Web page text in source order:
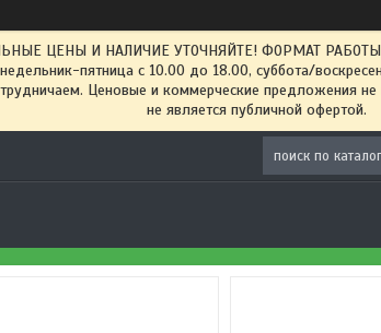
ЦЕНЫ И НАЛИЧИЕ УТОЧНЯЙТЕ! ФОРМАТ РАБОТЫ -
пятница с 10.00 до 18.00, суббота/
Ценовые и коммерческие предложения
не является публичной офертой.